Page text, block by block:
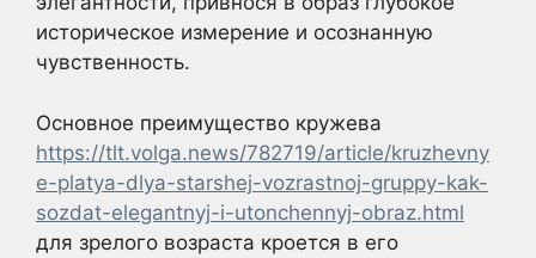
историческое измерение и осознанную
чувственность.
Основное преимущество кружева
https://tlt.volga.news/782719/article/kruzhevny
e-platya-dlya-starshej-vozrastnoj-gruppy-kak-
sozdat-elegantnyj-i-utonchennyj-obraz.html
для зрелого возраста кроется в его